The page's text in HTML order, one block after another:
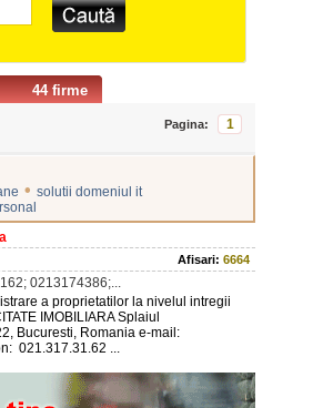
44 firme
Pagina: 1
• solutii domeniul it
Afisari: 6664
0213174386;...
a proprietatilor la nivelul intregii
IMOBILIARA Splaiul
Bucuresti, Romania e-mail:
021.317.31.62 ...